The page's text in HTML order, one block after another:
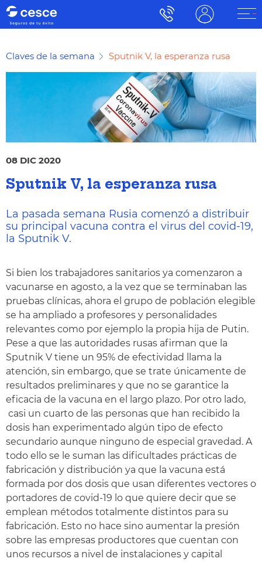
Claves de la semana Sputnik V, la esperanza rusa
08 DIC 2020
Sputnik V, la esperanza rusa
La pasada semana Rusia comenzó a distribuir
su principal vacuna contra el virus del covid-19,
la Sputnik V.
Si bien los trabajadores sanitarios ya comenzaron a
vacunarse en agosto, a la vez que se terminaban las
pruebas clínicas, ahora el grupo de población elegible
se ha ampliado a profesores y personalidades
relevantes como por ejemplo la propia hija de Putin.
Pese a que las autoridades rusas afirman que la
Sputnik V tiene un 95% de efectividad llama la
atención, sin embargo, que se trate únicamente de
resultados preliminares y que no se garantice la
eficacia de la vacuna en el largo plazo. Por otro lado,
casi un cuarto de las personas que han recibido la
dosis han experimentado algún tipo de efecto
secundario aunque ninguno de especial gravedad. A
todo ello se le suman las dificultades prácticas de
fabricación y distribución ya que la vacuna está
formada por dos dosis que usan diferentes vectores o
portadores de covid-19 lo que quiere decir que se
emplean métodos totalmente distintos para su
fabricación. Esto no hace sino aumentar la presión
sobre las empresas productores que cuentan con
unos recursos a nivel de instalaciones y capital